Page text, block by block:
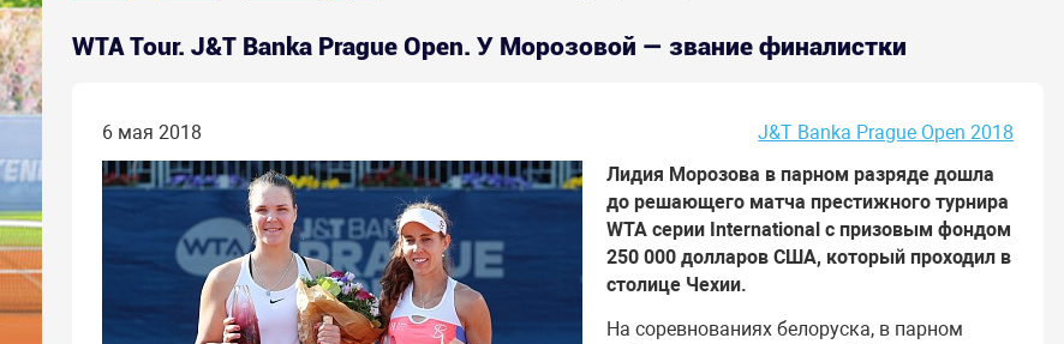
WTA Tour. J&T Banka Prague Open. У Морозовой — звание финалистки
6 мая 2018
J&T Banka Prague Open 2018
Лидия Морозова в парном разряде дошла
до решающего матча престижного турнира
WTA серии International с призовым фондом
250 000 долларов США, который проходил в
столице Чехии.
На соревнованиях белоруска, в парном